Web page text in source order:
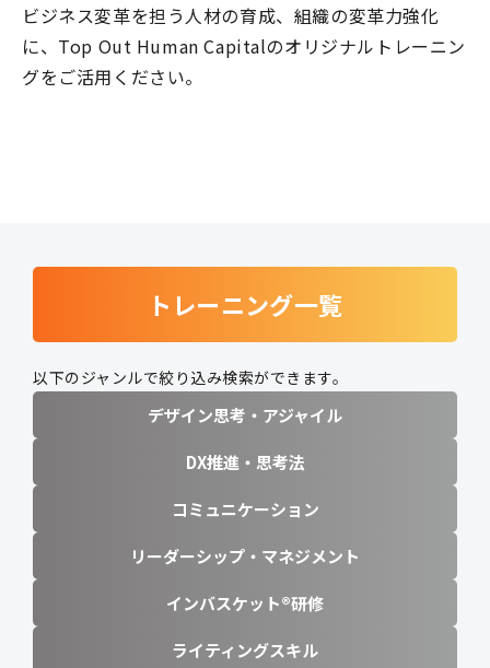
ビジネス変革を担う人材の育成、組織の変革力強化
に、Top Out Human Capitalのオリジナルトレーニン
グをご活用ください。
トレーニング一覧
以下のジャンルで絞り込み検索ができます。
デザイン思考・アジャイル
DX推進・思考法
コミュニケーション
リーダーシップ・マネジメント
インバスケット®研修
ライティングスキル